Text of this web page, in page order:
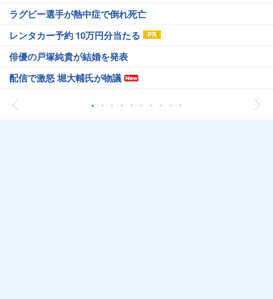
ラグビー選手が熱中症で倒れ死亡
レンタカー予約 10万円分当たる
俳優の戸塚純貴が結婚を発表
配信で激怒 堀大輔氏が物議